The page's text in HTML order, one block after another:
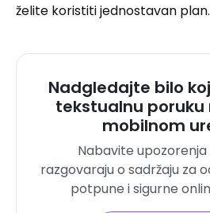
želite koristiti jednostavan plan.
Nadgledajte bilo
tekstualnu poruku
mobilnom
Nabavite
razgovaraju o sadržaju za
potpune i sigurne